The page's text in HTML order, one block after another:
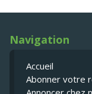
Navigation
Accueil
Abonner votre